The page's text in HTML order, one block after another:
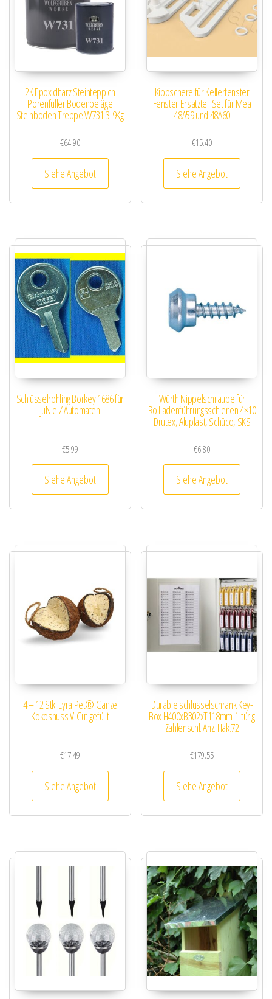
2K Epoxidharz Steinteppich
Porenfüller Bodenbeläge
Steinboden Treppe W731 3-9Kg
€64.90
Siehe Angebot
Kippschere für Kellerfenster
Fenster Ersatzteil Set für Mea
48A59 und 48A60
€15.40
Siehe Angebot
Schlüsselrohling Börkey 1686 für
JuNie / Automaten
€5.99
Siehe Angebot
Würth Nippelschraube für
Rollladenführungsschienen 4×10
Drutex, Aluplast, Schüco, SKS
€6.80
Siehe Angebot
4 – 12 Stk. Lyra Pet® Ganze
Kokosnuss V-Cut gefüllt
€17.49
Siehe Angebot
Durable schlüsselschrank Key-
Box H400xB302xT118mm 1-türig
Zahlenschl. Anz. Hak.72
€179.55
Siehe Angebot